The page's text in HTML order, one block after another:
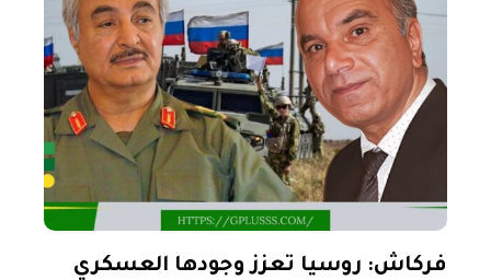
فركاش: روسيا تعزز وجودها العسكري